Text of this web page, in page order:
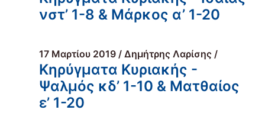
νστ’ 1-8 & Μάρκος α’ 1-20
17 Μαρτίου 2019 / Δημήτρης Λαρίσης /
Κηρύγματα Κυριακής -
Ψαλμός κδ’ 1-10 & Ματθαίος
ε’ 1-20